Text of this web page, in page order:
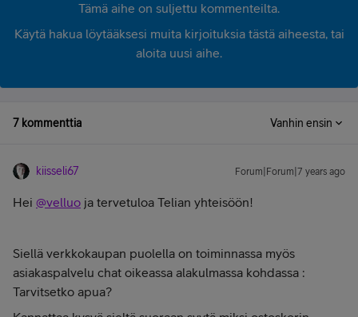
Tämä aihe on suljettu kommenteilta.
Käytä hakua löytääksesi muita kirjoituksia tästä aiheesta, tai
aloita uusi aihe.
7 kommenttia Vanhin ensin
kiisseli67 Forum|Forum|7 years ago
Hei @velluo ja tervetuloa Telian yhteisöön!
Siellä verkkokaupan puolella on toiminnassa myös
asiakaspalvelu chat oikeassa alakulmassa kohdassa :
Tarvitsetko apua?